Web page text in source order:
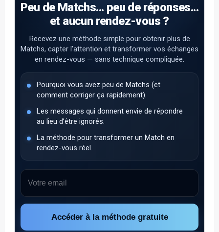
Peu de Matchs... peu de réponses...
et aucun rendez-vous ?
Recevez une méthode simple pour obtenir plus de
Matchs, capter l’attention et transformer vos échanges
en rendez-vous — sans technique compliquée.
Pourquoi vous avez peu de Matchs (et
comment corriger ça rapidement).
Les messages qui donnent envie de répondre
au lieu d’être ignorés.
La méthode pour transformer un Match en
rendez-vous réel.
Accéder à la méthode gratuite